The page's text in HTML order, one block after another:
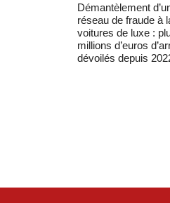
Démantèlement
réseau de fraude à
voitures de luxe :
millions d’euros
dévoilés depuis